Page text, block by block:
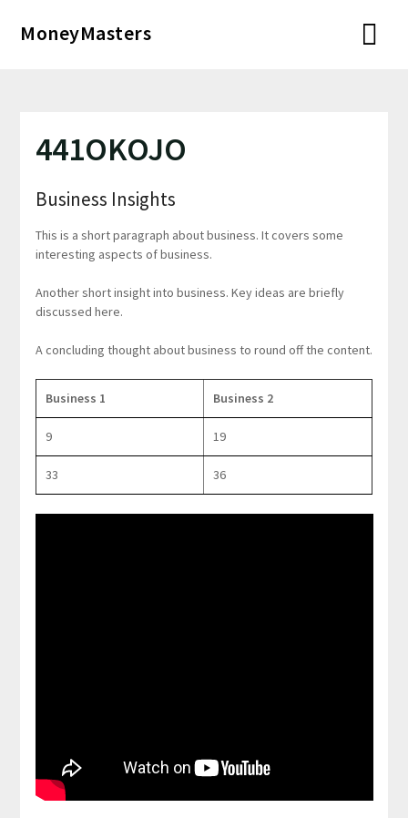
MoneyMasters
441OKOJO
Business Insights
This is a short paragraph about business. It covers some
interesting aspects of business.
Another short insight into business. Key ideas are briefly
discussed here.
A concluding thought about business to round off the content.
Business 1 Business 2
9 19
33 36